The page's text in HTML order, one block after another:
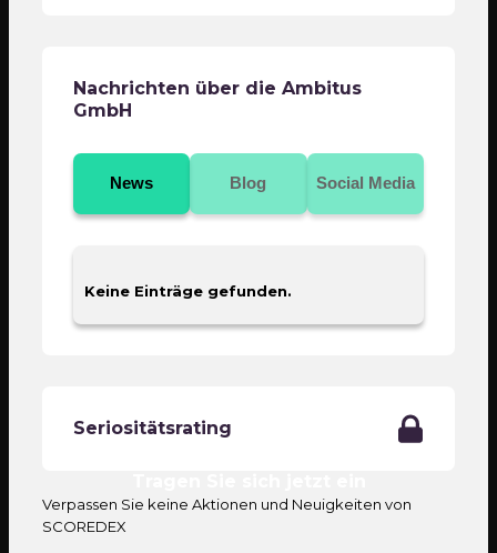
Nachrichten über die Ambitus
GmbH
News Blog Social Media
Keine Einträge gefunden.
Seriositätsrating
Verpassen Sie keine Aktionen und Neuigkeiten von
SCOREDEX